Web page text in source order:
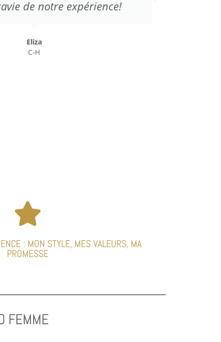
: MON STYLE, MES VALEURS, MA
PROMESSE
FEMME